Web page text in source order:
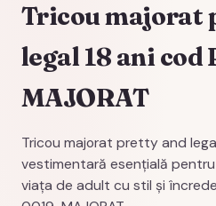
Tricou majorat
legal 18 ani cod
MAJORAT
Tricou majorat pretty and
vestimentară esențială
viața de adult cu stil și